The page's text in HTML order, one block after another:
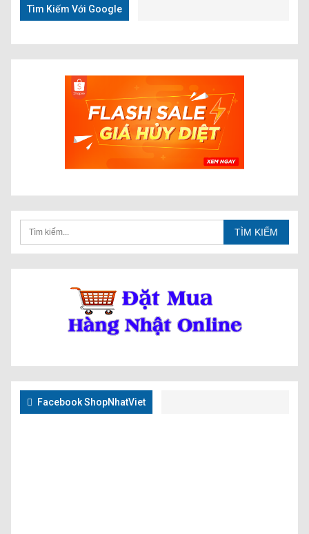
Tìm Kiếm Với Google
Facebook ShopNhatViet